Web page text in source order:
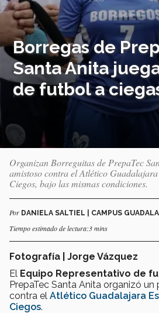
Borregas de
Santa Anita
de futbol a
Organizan Borreguitas de PrepaTec
amistoso contra el Atlético
Ciegos, bajo las mismas condiciones.
Por DANIELA SALTIEL | CAMPUS
Tiempo estimado de lectura:3 mins
Fotografía | Jorge Vázquez
El Equipo Representativo de
PrepaTec Santa Anita organizó
contra el Atlético Guadalajara
Ciegos.